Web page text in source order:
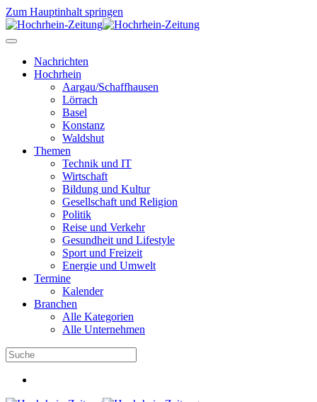
Zum Hauptinhalt springen
Nachrichten
Hochrhein
Aargau/Schaffhausen
Lörrach
Basel
Konstanz
Waldshut
Themen
Technik und IT
Wirtschaft
Bildung und Kultur
Gesellschaft und Religion
Politik
Reise und Verkehr
Gesundheit und Lifestyle
Sport und Freizeit
Energie und Umwelt
Termine
Kalender
Branchen
Alle Kategorien
Alle Unternehmen